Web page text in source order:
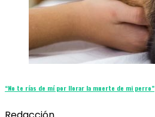
“No te rías de mí por llorar la muerte de mi perro”